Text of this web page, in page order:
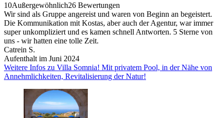
10Außergewöhnlich26 Bewertungen
Wir sind als Gruppe angereist und waren von Beginn an begeistert.
Die Kommunikation mit Kostas, aber auch der Agentur, war immer
super unkompliziert und es kamen schnell Antworten. 5 Sterne von
uns - wir hatten eine tolle Zeit.
Catrein S.
Aufenthalt im Juni 2024
Weitere Infos zu Villa Somnia! Mit privatem Pool, in der Nähe von
Annehmlichkeiten, Revitalisierung der Natur!